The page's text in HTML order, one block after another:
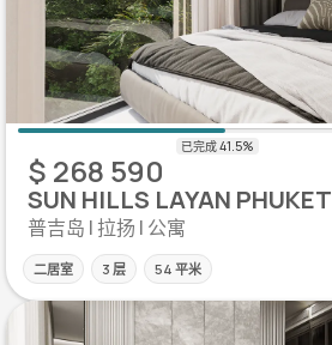
$ 268 590
SUN HILLS LAYAN PHUKET
普吉岛 | 拉扬 | 公寓
二居室 3 层 54 平米